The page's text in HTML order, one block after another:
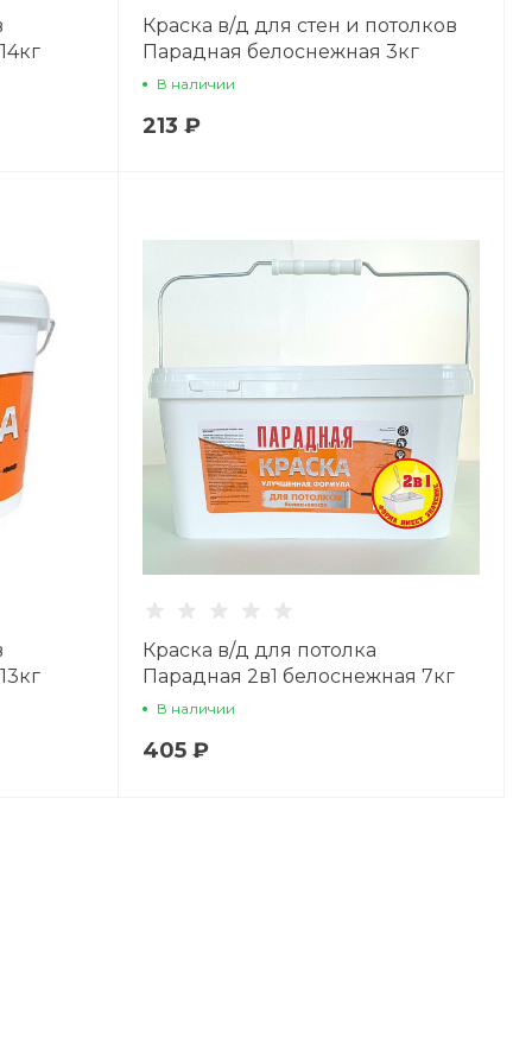
Краска в/д для стен и потолков
Парадная белоснежная 3кг
В наличии
213 ₽
Краска в/д для потолка
Парадная 2в1 белоснежная 7кг
В наличии
405 ₽